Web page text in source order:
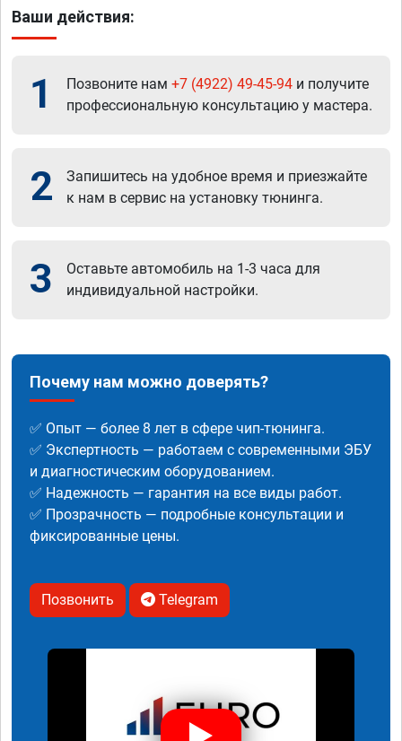
Ваши действия:
1 Позвоните нам +7 (4922) 49-45-94 и получите
профессиональную консультацию у мастера.
2
Запишитесь на удобное время и приезжайте
к нам в сервис на установку тюнинга.
3
Оставьте автомобиль на 1-3 часа для
индивидуальной настройки.
Почему нам можно доверять?
✅ Опыт — более 8 лет в сфере чип-тюнинга.
✅ Экспертность — работаем с современными ЭБУ
и диагностическим оборудованием.
✅ Надежность — гарантия на все виды работ.
✅ Прозрачность — подробные консультации и
фиксированные цены.
Позвонить Telegram